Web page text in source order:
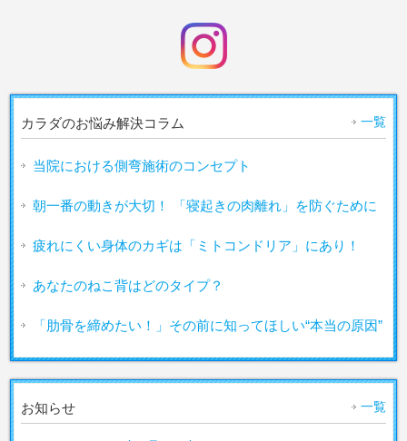
カラダのお悩み解決コラム 一覧
当院における側弯施術のコンセプト
朝一番の動きが大切！ 「寝起きの肉離れ」を防ぐために
疲れにくい身体のカギは「ミトコンドリア」にあり！
あなたのねこ背はどのタイプ？
「肋骨を締めたい！」その前に知ってほしい“本当の原因”
お知らせ 一覧